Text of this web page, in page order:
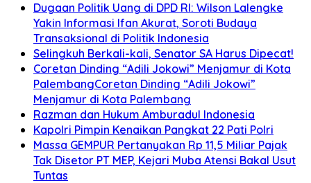
Dugaan Politik Uang di DPD RI: Wilson Lalengke
Yakin Informasi Ifan Akurat, Soroti Budaya
Transaksional di Politik Indonesia
Selingkuh Berkali-kali, Senator SA Harus Dipecat!
Coretan Dinding “Adili Jokowi” Menjamur di Kota
PalembangCoretan Dinding “Adili Jokowi”
Menjamur di Kota Palembang
Razman dan Hukum Amburadul Indonesia
Kapolri Pimpin Kenaikan Pangkat 22 Pati Polri
Massa GEMPUR Pertanyakan Rp 11,5 Miliar Pajak
Tak Disetor PT MEP, Kejari Muba Atensi Bakal Usut
Tuntas